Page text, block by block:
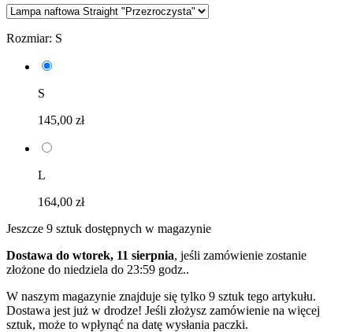
Rozmiar: S
S
145,00 zł
L
164,00 zł
Jeszcze 9 sztuk dostępnych w magazynie
Dostawa do wtorek, 11 sierpnia, jeśli zamówienie zostanie
złożone do niedziela do 23:59 godz..
W naszym magazynie znajduje się tylko 9 sztuk tego artykułu.
Dostawa jest już w drodze! Jeśli złożysz zamówienie na więcej
sztuk, może to wpłynąć na datę wysłania paczki.